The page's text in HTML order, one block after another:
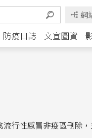
網
防疫日誌 文宣圖資
茲省自高病原性家禽流
禽流行性感冒非疫區刪
行性感冒非疫區刪除